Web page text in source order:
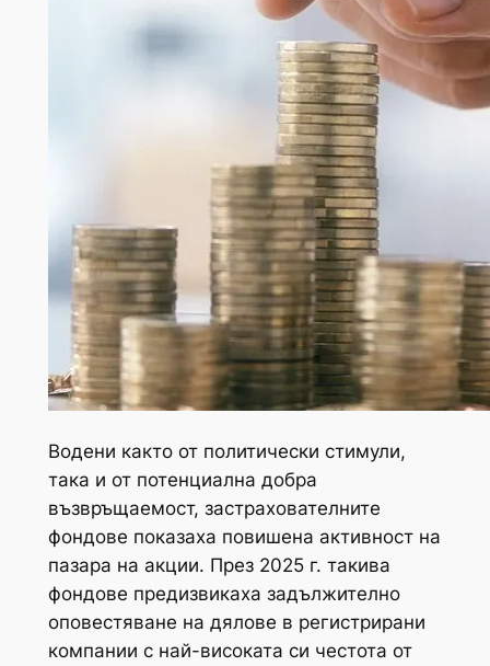
Водени както от политически стимули,
така и от потенциална добра
възвръщаемост, застрахователните
фондове показаха повишена активност на
пазара на акции. През 2025 г. такива
фондове предизвикаха задължително
оповестяване на дялове в регистрирани
компании с най-високата си честота от